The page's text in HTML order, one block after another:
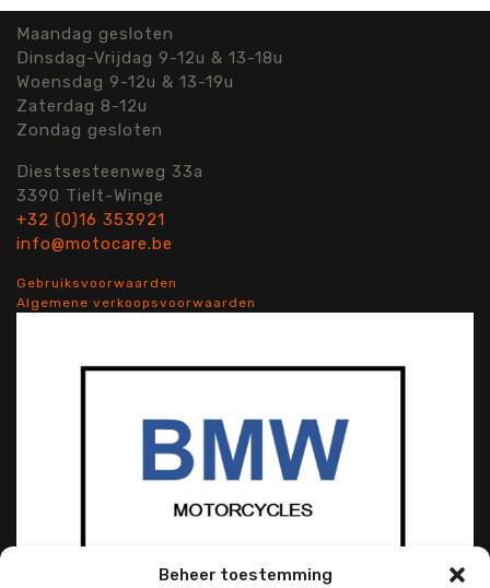
Beheer toestemming
Maandag gesloten
Dinsdag-Vrijdag 9-12u & 13-18u
Woensdag 9-12u & 13-19u
Zaterdag 8-12u
Zondag gesloten
Diestsesteenweg 33a
3390 Tielt-Winge
+32 (0)16 353921
info@motocare.be
Gebruiksvoorwaarden
Algemene verkoopsvoorwaarden